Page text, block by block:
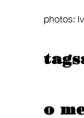
photos:
o